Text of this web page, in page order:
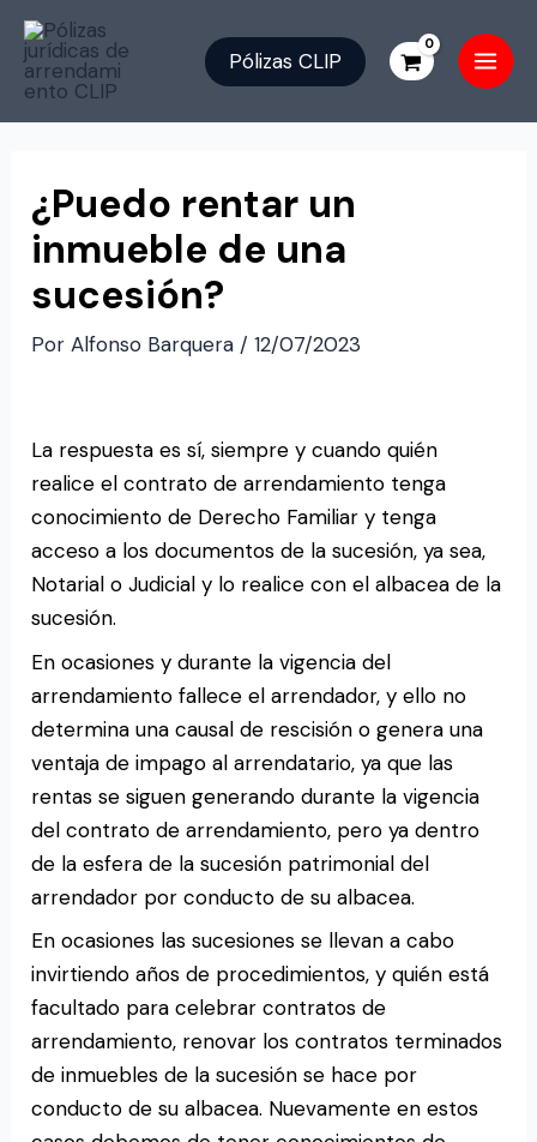
contenido
Pólizas CLIP
Main
¿Puedo rentar un
inmueble de una
sucesión?
PorAlfonso Barquera /12/07/2023
La respuesta es sí, siempre y cuando quién
realice el contrato de arrendamiento tenga
conocimiento de Derecho Familiar y tenga
acceso a los documentos de la sucesión, ya sea,
Notarial o Judicial y lo realice con el albacea de la
sucesión.
En ocasiones y durante la vigencia del
arrendamiento fallece el arrendador, y ello no
determina una causal de rescisión o genera una
ventaja de impago al arrendatario, ya que las
rentas se siguen generando durante la vigencia
del contrato de arrendamiento, pero ya dentro
de la esfera de la sucesión patrimonial del
arrendador por conducto de su albacea.
En ocasiones las sucesiones se llevan a cabo
invirtiendo años de procedimientos, y quién está
facultado para celebrar contratos de
arrendamiento, renovar los contratos terminados
de inmuebles de la sucesión se hace por
conducto de su albacea. Nuevamente en estos
entradas